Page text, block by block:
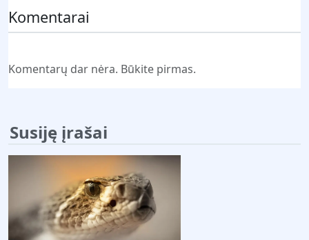
Komentarai
Komentarų dar nėra. Būkite pirmas.
Susiję įrašai